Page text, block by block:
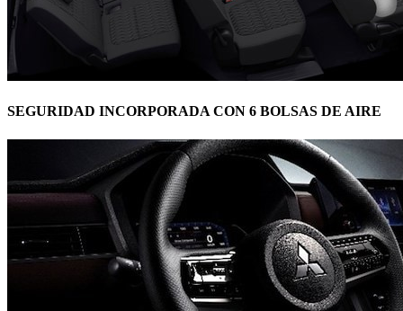
SEGURIDAD INCORPORADA CON 6 BOLSAS DE AIRE